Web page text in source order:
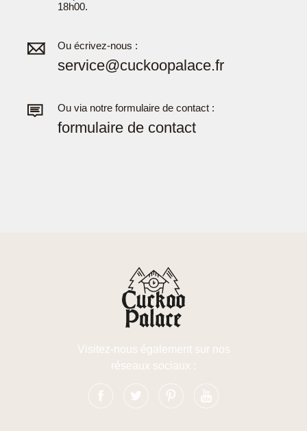
18h00.
Ou écrivez-nous :
service@cuckoopalace.fr
Ou via notre formulaire de contact :
formulaire de contact
Visitez-nous également sur nos
réseaux sociaux :